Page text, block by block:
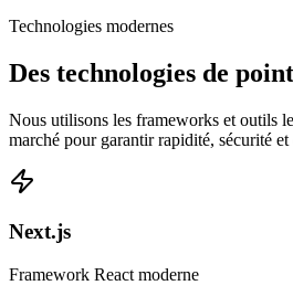
Technologies modernes
Des technologies de
Nous utilisons les frameworks et outils
marché pour garantir rapidité, sécurité
Next.js
Framework React moderne